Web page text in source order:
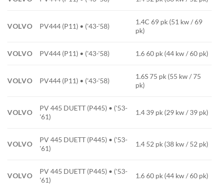
VOLVO PV444 (P11) • ('43-'58)
1.4C 69 pk (51 kw / 69
pk)
VOLVO PV444 (P11) • ('43-'58) 1.6 60 pk (44 kw / 60 pk)
VOLVO PV444 (P11) • ('43-'58)
1.6S 75 pk (55 kw / 75
pk)
VOLVO
PV 445 DUETT (P445) • ('53-
'61)
1.4 39 pk (29 kw / 39 pk)
VOLVO
PV 445 DUETT (P445) • ('53-
'61)
1.4 52 pk (38 kw / 52 pk)
VOLVO
PV 445 DUETT (P445) • ('53-
'61)
1.6 60 pk (44 kw / 60 pk)